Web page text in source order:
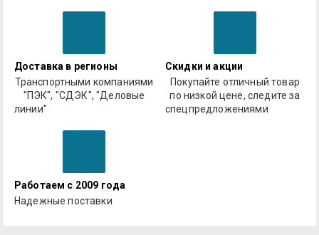
Доставка в регионы
Транспортными компаниями
"ПЭК", "СДЭК", "Деловые
линии"
Скидки и акции
Покупайте отличный товар
по низкой цене, следите за
спецпредложениями
Работаем с 2009 года
Надежные поставки